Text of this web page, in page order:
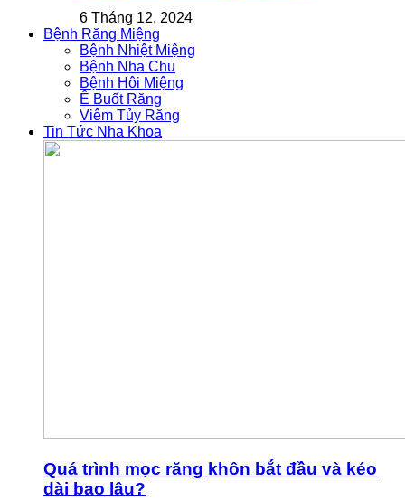
6 Tháng 12, 2024
Bệnh Răng Miệng
Bệnh Nhiệt Miệng
Bệnh Nha Chu
Bệnh Hôi Miệng
Ê Buốt Răng
Viêm Tủy Răng
Tin Tức Nha Khoa
Quá trình mọc răng khôn bắt đầu và kéo
dài bao lâu?